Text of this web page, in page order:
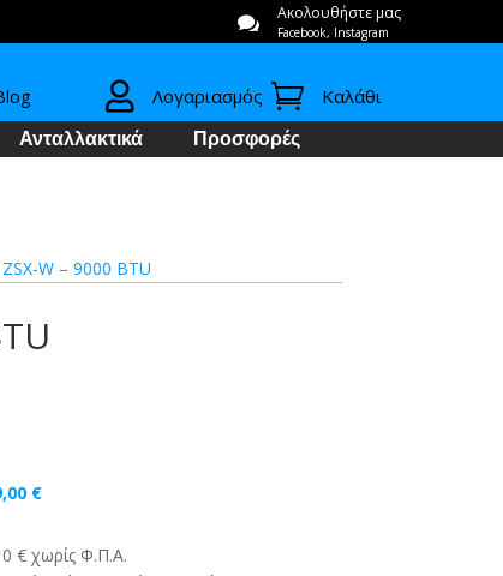
 Ακολουθήστε μας
Facebook, Instagram
 Λογαριασμός  Καλάθι
Ανταλλακτικά Προσφορές
W – 9000 BTU
€
€ χωρίς Φ.Π.Α.